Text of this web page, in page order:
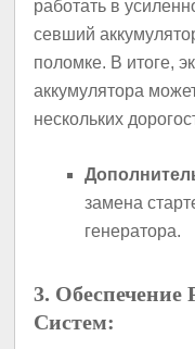
работать в
севший
поломке. В итоге,
аккумулятора
нескольких
замена
генератора.
3.
Систем: